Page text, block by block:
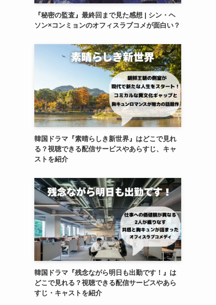
『秘密の監査』最終回まで見た感想 | シン・ヘ
ソン×コンミョンのオフィスラブコメが面白い？
韓国ドラマ『素晴らしき新世界』はどこで見れ
る？視聴できる配信サービスやあらすじ、キャ
ストを紹介
韓国ドラマ『残念ながら明日も出勤です！』は
どこで見れる？視聴できる配信サービスやあら
すじ・キャストを紹介